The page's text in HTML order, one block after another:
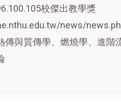
校傑出教學獎
news/
傳與質傳學、燃燒學、進階